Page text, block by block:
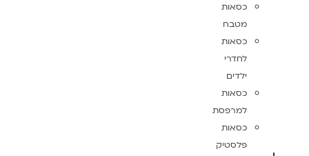
כסאות
מטבח
כסאות
לחדרי
ילדים
כסאות
למרפסת
כסאות
פלסטיק